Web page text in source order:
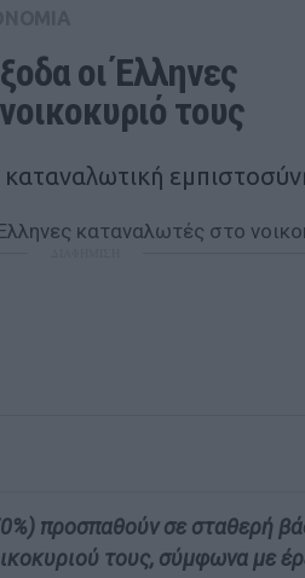
οι Έλληνες
τους
καταναλωτική
προσπαθούν σε σταθερή
τους, σύμφωνα με